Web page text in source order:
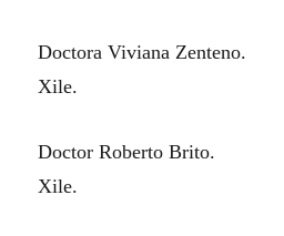
Doctora Viviana Zenteno.
Xile.
Doctor Roberto Brito.
Xile.